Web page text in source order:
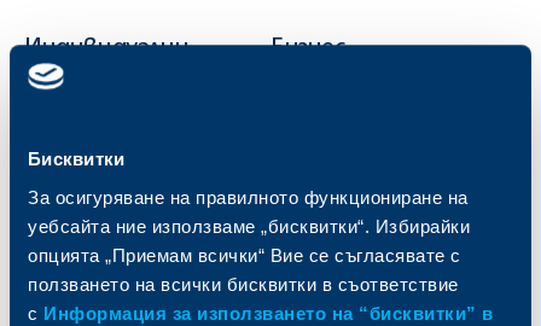
Бисквитки
За осигуряване на правилното функциониране на
уебсайта ние използваме „бисквитки“. Избирайки
опцията „Приемам всички“ Вие се съгласявате с
ползването на всички бисквитки в съответствие
с Информация за използването на “бисквитки” в
Индивидуални
клиенти
Сметки и плащания
Спестявания и инвестиции
Частно банкиране
Застраховки
Актуализация на клиентски данни
Бизнес
ПОС терминали
Пазари, инвестиционно банкиране
и попечителски услуги
Факторинг
Кредити за собственици на фирми